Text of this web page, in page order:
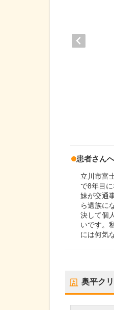
患者さん
立川市富
で8年目
妹が交通
ら遺族に
決して個
いです。
には何気
奥平ク